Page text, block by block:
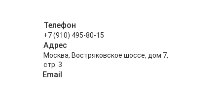
Телефон
+7 (910) 495-80-15
Адрес
Москва, Востряковское шоссе, дом 7,
стр. 3
Email